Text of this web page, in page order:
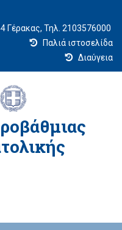
Γέρακας, Τηλ. 2103576000
Παλιά ιστοσελίδα
Διαύγεια